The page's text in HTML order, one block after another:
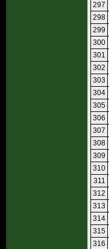
297
298
299
300
301
302
303
304
305
306
307
308
309
310
311
312
313
314
315
316